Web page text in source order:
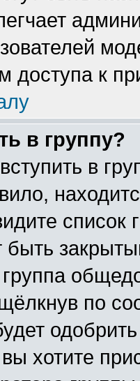
доступа к
в группу?
в
список
быть
по
хотите